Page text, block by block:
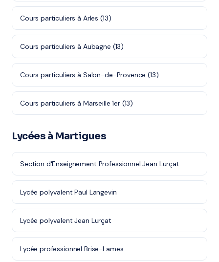
Cours particuliers à Arles (13)
Cours particuliers à Aubagne (13)
Cours particuliers à Salon-de-Provence (13)
Cours particuliers à Marseille 1er (13)
Lycées à Martigues
Section d'Enseignement Professionnel Jean Lurçat
Lycée polyvalent Paul Langevin
Lycée polyvalent Jean Lurçat
Lycée professionnel Brise-Lames